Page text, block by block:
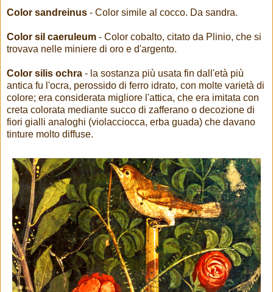
Color sandreinus - Color simile al cocco. Da sandra.
Color sil caeruleum - Color cobalto, citato da Plinio, che si
trovava nelle miniere di oro e d'argento.
Color silis ochra - la sostanza più usata fin dall'età più
antica fu l'ocra, perossido di ferro idrato, con molte varietà di
colore; era considerata migliore l'attica, che era imitata con
creta colorata mediante succo di zafferano o decozione di
fiori gialli analoghi (violacciocca, erba guada) che davano
tinture molto diffuse.